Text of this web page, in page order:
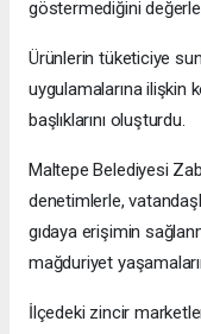
göstermediğini
Ürünlerin tüketiciye
uygulamalarına ilişkin
başlıklarını oluşturdu.
Maltepe Belediyesi
denetimlerle,
gıdaya erişimin
mağduriyet
İlçedeki zincir